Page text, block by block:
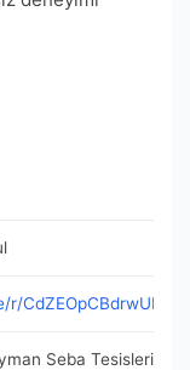
r/
Seba Tesisleri,